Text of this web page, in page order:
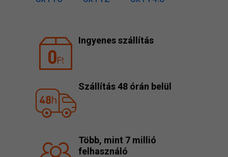
Ingyenes szállítás
Szállítás 48 órán belül
Több, mint 7 millió
felhasználó